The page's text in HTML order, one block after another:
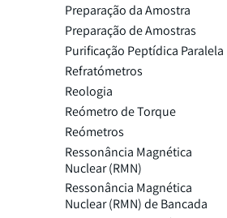
Preparação da Amostra
Preparação de Amostras
Purificação Peptídica Paralela
Refratómetros
Reologia
Reómetro de Torque
Reómetros
Ressonância Magnética
Nuclear (RMN)
Ressonância Magnética
Nuclear (RMN) de Bancada